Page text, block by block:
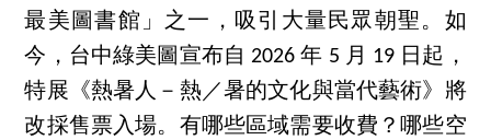
最美圖書館」之一，吸引大量民眾朝聖。如
今，台中綠美圖宣布自 2026 年 5 月 19 日起，
特展《熱暑人－熱／暑的文化與當代藝術》將
改採售票入場。有哪些區域需要收費？哪些空